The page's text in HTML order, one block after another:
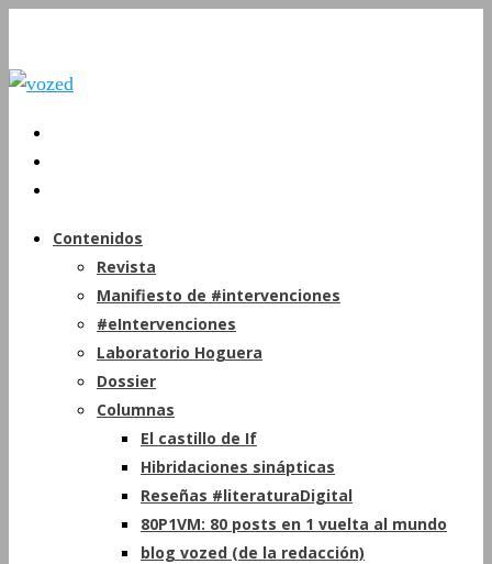
Contenidos
Revista
Manifiesto de #intervenciones
#eIntervenciones
Laboratorio Hoguera
Dossier
Columnas
El castillo de If
Hibridaciones sinápticas
Reseñas #literaturaDigital
80P1VM: 80 posts en 1 vuelta al mundo
blog vozed (de la redacción)